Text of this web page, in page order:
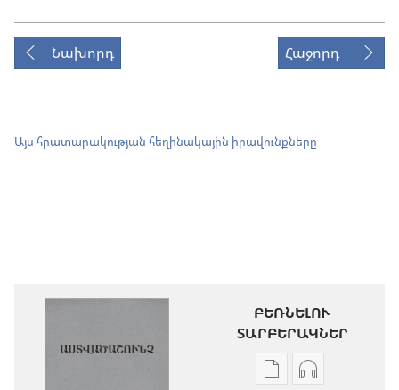
Նախորդ Հաջորդ
Այս հրատարակության հեղինակային իրավունքները
ԲԵՌՆԵԼՈՒ
ՏԱՐԲԵՐԱԿՆԵՐ
Թվային